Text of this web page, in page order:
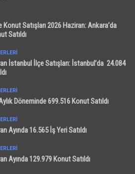
Satışları 2026 Haziran: Ankara’da
Satıldı
İstanbul İlçe Satışları: İstanbul’da 24.084
Döneminde 699.516 Konut Satıldı
Ayında 16.565 İş Yeri Satıldı
Ayında 129.979 Konut Satıldı